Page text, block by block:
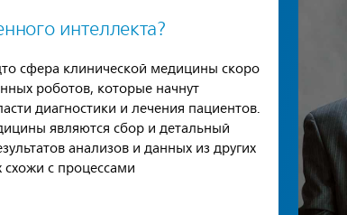
интеллекта?
сфера клинической медицины скоро
роботов, которые начнут
диагностики и лечения пациентов.
являются сбор и детальный
анализов и данных из других
с процессами